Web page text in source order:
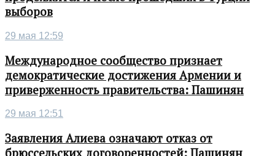
выборов
29 мая 12:59
Международное сообщество признает
демократические достижения Армении и
приверженность правительства: Пашинян
29 мая 12:51
Заявления Алиева означают отказ от
брюссельских договоренностей: Пашинян